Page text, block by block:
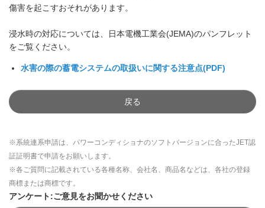
傷害を起こすおそれがあります。
浸水時の対応については、日本電機工業会(JEMA)のパンフレット
をご覧ください。
水害の際の蓄電システムの取扱いに関する注意点(PDF)
戻る
※系統連系申請は、パワーコンディショナのソフトバージョンに合ったJET認
証証明書で申請をお願いします。
※各ご質問に記載されている各種名称、会社名、商品名などは、各社の登録
商標または商標です。
アンケート:ご意見をお聞かせください